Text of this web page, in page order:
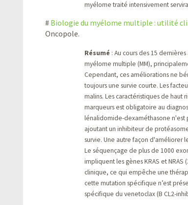
myélome traité intensivement
# Biologie du myélome multiple : utilité
Oncopole.
Résumé : Au cours des 15
myélome multiple (MM),
Cependant, ces améliorations ne
toujours une survie courte. Les
malins. Les caractéristiques de haut
marqueurs est obligatoire au
lénalidomide-dexaméthasone n'est
ajoutant un inhibiteur de
survie. Une autre façon d'améliorer
Le séquençage de plus de 1000
impliquent les gènes KRAS et
clinique, ce qui empêche une
cette mutation spécifique n’est
spécifique du venetoclax (B CL2-